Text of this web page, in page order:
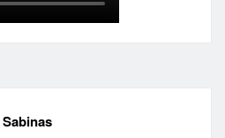
Sabinas